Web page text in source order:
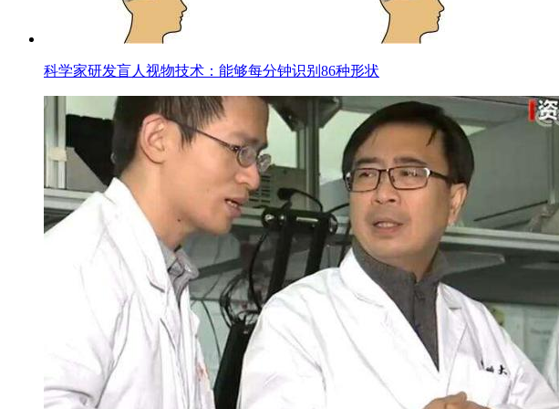
科学家研发盲人视物技术：能够每分钟识别86种形状